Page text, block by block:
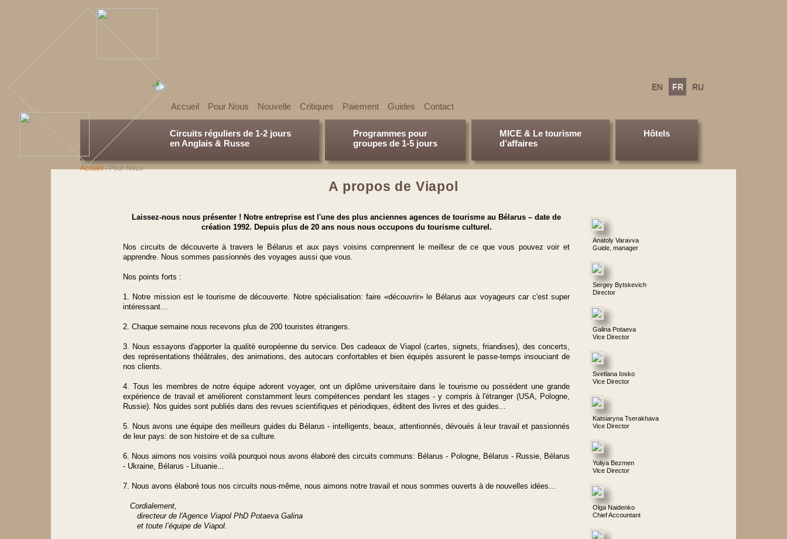
EN FR RU
Accueil Pour Nous Nouvelle Сritiques Paiement Guides Contact
Circuits réguliers de 1-2 jours
en Anglais & Russe
Programmes pour
groupes de 1-5 jours
MICE & Le tourisme
d’affaires
Hôtels
Accueil/Pour Nous
A propos de Viapol
Laissez-nous nous présenter ! Notre entreprise est l'une des plus anciennes agences de tourisme au Bélarus – date de
création 1992. Depuis plus de 20 ans nous nous occupons du tourisme culturel.
Nos circuits de découverte à travers le Bélarus et aux pays voisins comprennent le meilleur de ce que vous pouvez voir et
apprendre. Nous sommes passionnés des voyages aussi que vous.
Nos points forts :
1. Notre mission est le tourisme de découverte. Notre spécialisation: faire «découvrir» le Bélarus aux voyageurs car c'est super
intéressant...
2. Chaque semaine nous recevons plus de 200 touristes étrangers.
3. Nous essayons d'apporter la qualité européenne du service. Des cadeaux de Viapol (cartes, signets, friandises), des concerts,
des représentations théâtrales, des animations, des autocars confortables et bien équipés assurent le passe-temps insouciant de
nos clients.
4. Tous les membres de notre équipe adorent voyager, ont un diplôme universitaire dans le tourisme ou possèdent une grande
expérience de travail et améliorent constamment leurs compétences pendant les stages - y compris à l'étranger (USA, Pologne,
Russie). Nos guides sont publiés dans des revues scientifiques et périodiques, éditent des livres et des guides...
5. Nous avons une équipe des meilleurs guides du Bélarus - intelligents, beaux, attentionnés, dévoués à leur travail et passionnés
de leur pays: de son histoire et de sa culture.
6. Nous aimons nos voisins voilà pourquoi nous avons élaboré des circuits communs: Bélarus - Pologne, Bélarus - Russie, Bélarus
- Ukraine, Bélarus - Lituanie...
7. Nous avons élaboré tous nos circuits nous-même, nous aimons notre travail et nous sommes ouverts à de nouvelles idées...
Cordialement,
directeur de l'Agence Viapol PhD Potaeva Galina
et toute l’équipe de Viapol.
Anatoly Varavva
Guide, manager
Sergey Bytskevich
Director
Galina Potaeva
Vice Director
Svetlana Iosko
Vice Director
Katsiaryna Tserakhava
Vice Director
Yuliya Bezmen
Vice Director
Olga Naidenko
Chief Accountant